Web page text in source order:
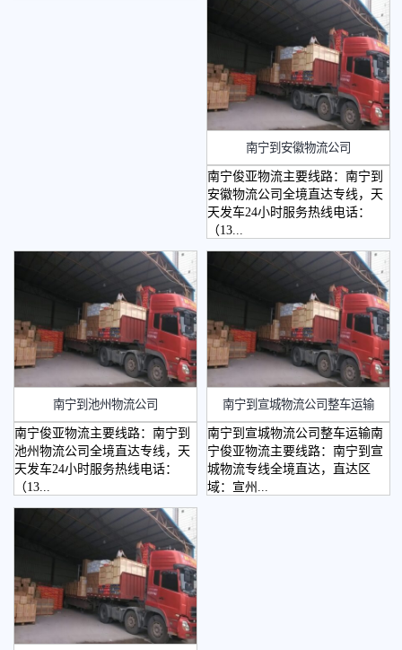
南宁到安徽物流公司
南宁俊亚物流主要线路：南宁到
安徽物流公司全境直达专线，天
天发车24小时服务热线电话：
（13...
南宁到池州物流公司
南宁俊亚物流主要线路：南宁到
池州物流公司全境直达专线，天
天发车24小时服务热线电话：
（13...
南宁到宣城物流公司整车运输
南宁到宣城物流公司整车运输南
宁俊亚物流主要线路：南宁到宣
城物流专线全境直达，直达区
域：宣州...